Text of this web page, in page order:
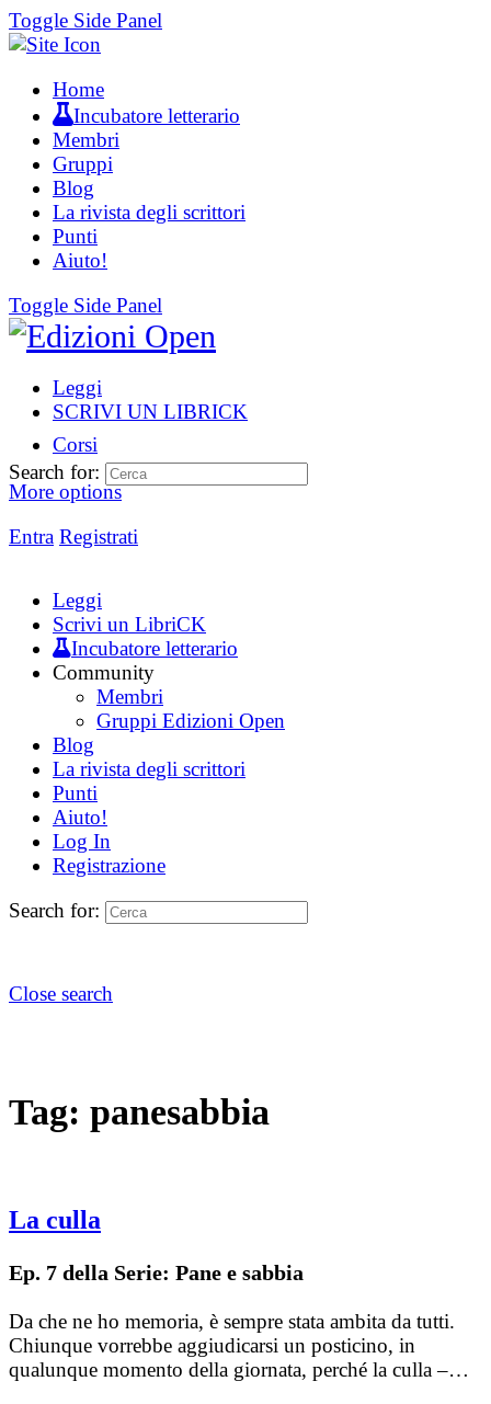
Toggle Side Panel
Home
Incubatore letterario
Membri
Gruppi
Blog
La rivista degli scrittori
Punti
Aiuto!
Toggle Side Panel
Leggi
SCRIVI UN LIBRICK
Corsi
More options
Entra Registrati
Search for:
Leggi
Scrivi un LibriCK
Incubatore letterario
Community
Membri
Gruppi Edizioni Open
Blog
La rivista degli scrittori
Punti
Aiuto!
Log In
Registrazione
Search for:
Close search
Tag: panesabbia
La culla
Ep. 7 della Serie: Pane e sabbia
Da che ne ho memoria, è sempre stata ambita da tutti.
Chiunque vorrebbe aggiudicarsi un posticino, in
qualunque momento della giornata, perché la culla –…